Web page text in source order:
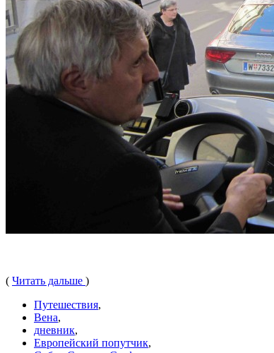
( Читать дальше )
Путешествия,
Вена,
дневник,
Европейский попутчик,